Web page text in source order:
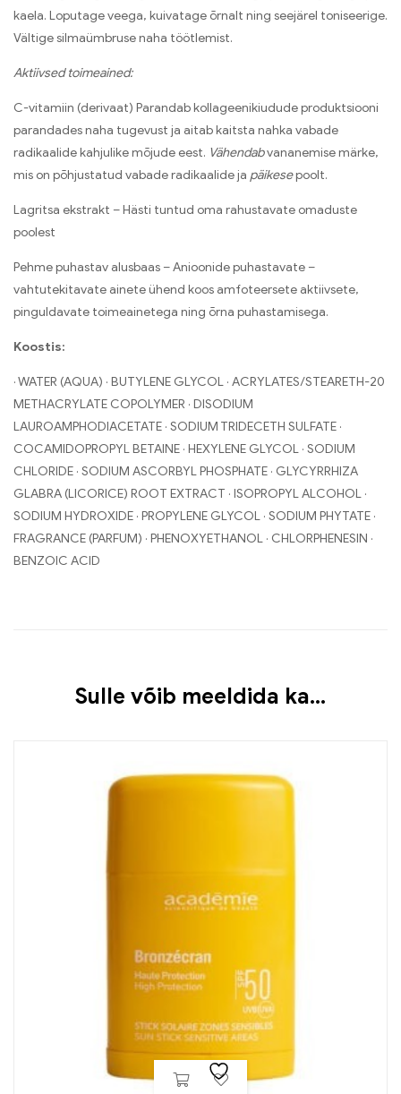
kaela. Loputage veega, kuivatage õrnalt ning seejärel toniseerige.
Vältige silmaümbruse naha töötlemist.
Aktiivsed toimeained:
C-vitamiin (derivaat) Parandab kollageenikiudude produktsiooni
parandades naha tugevust ja aitab kaitsta nahka vabade
radikaalide kahjulike mõjude eest. Vähendabvananemise märke,
mis on põhjustatud vabade radikaalide ja päikesepoolt.
Lagritsa ekstrakt – Hästi tuntud oma rahustavate omaduste
poolest
Pehme puhastav alusbaas – Anioonide puhastavate –
vahtutekitavate ainete ühend koos amfoteersete aktiivsete,
pinguldavate toimeainetega ning õrna puhastamisega.
Koostis:
· WATER (AQUA) · BUTYLENE GLYCOL · ACRYLATES/STEARETH-20
METHACRYLATE COPOLYMER · DISODIUM
LAUROAMPHODIACETATE · SODIUM TRIDECETH SULFATE ·
COCAMIDOPROPYL BETAINE · HEXYLENE GLYCOL · SODIUM
CHLORIDE · SODIUM ASCORBYL PHOSPHATE · GLYCYRRHIZA
GLABRA (LICORICE) ROOT EXTRACT · ISOPROPYL ALCOHOL ·
SODIUM HYDROXIDE · PROPYLENE GLYCOL · SODIUM PHYTATE ·
FRAGRANCE (PARFUM) · PHENOXYETHANOL · CHLORPHENESIN ·
BENZOIC ACID
Sulle võib meeldida ka…